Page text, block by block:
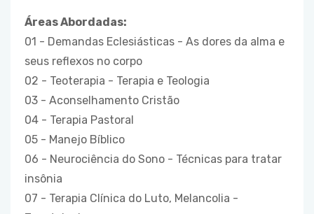
Áreas Abordadas:
01 - Demandas Eclesiásticas - As dores da alma e
seus reflexos no corpo
02 - Teoterapia - Terapia e Teologia
03 - Aconselhamento Cristão
04 - Terapia Pastoral
05 - Manejo Bíblico
06 - Neurociência do Sono - Técnicas para tratar
insônia
07 - Terapia Clínica do Luto, Melancolia -